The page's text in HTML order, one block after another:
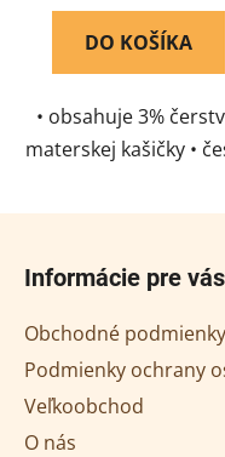
DO KOŠÍKA
• obsahuje 3%
materskej kašičky •
príjemná chuť •
Informácie pre vás
Obchodné podmienky
Podmienky ochrany
Veľkoobchod
O nás